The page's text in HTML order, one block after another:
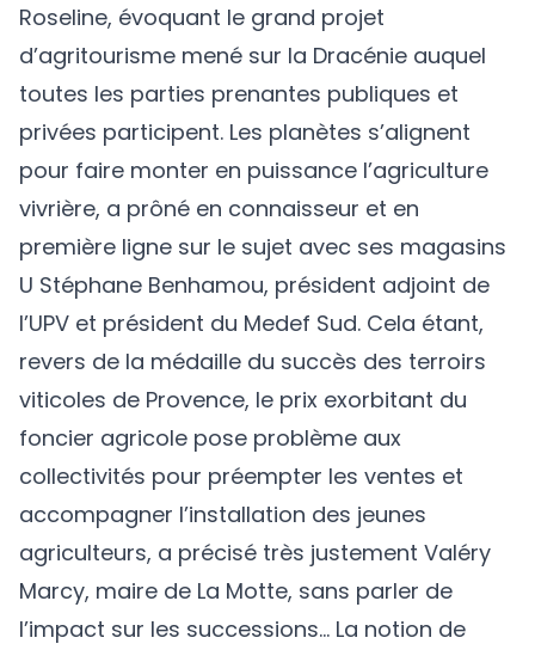
Roseline, évoquant le grand projet
d’agritourisme mené sur la Dracénie auquel
toutes les parties prenantes publiques et
privées participent. Les planètes s’alignent
pour faire monter en puissance l’agriculture
vivrière, a prôné en connaisseur et en
première ligne sur le sujet avec ses magasins
U Stéphane Benhamou, président adjoint de
l’UPV et président du Medef Sud. Cela étant,
revers de la médaille du succès des terroirs
viticoles de Provence, le prix exorbitant du
foncier agricole pose problème aux
collectivités pour préempter les ventes et
accompagner l’installation des jeunes
agriculteurs, a précisé très justement Valéry
Marcy, maire de La Motte, sans parler de
l’impact sur les successions… La notion de